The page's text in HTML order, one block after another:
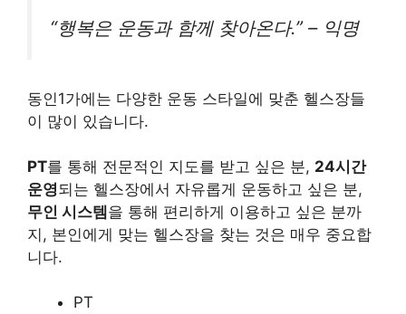
“행복은 운동과 함께 찾아온다.” – 익명
동인1가에는 다양한 운동 스타일에 맞춘 헬스장들
이 많이 있습니다.
PT를 통해 전문적인 지도를 받고 싶은 분, 24시간
운영되는 헬스장에서 자유롭게 운동하고 싶은 분,
무인 시스템을 통해 편리하게 이용하고 싶은 분까
지, 본인에게 맞는 헬스장을 찾는 것은 매우 중요합
니다.
PT